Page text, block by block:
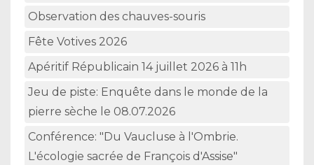
Observation des chauves-souris
Fête Votives 2026
Apéritif Républicain 14 juillet 2026 à 11h
Jeu de piste: Enquête dans le monde de la
pierre sèche le 08.07.2026
Conférence: "Du Vaucluse à l'Ombrie.
L'écologie sacrée de François d'Assise"